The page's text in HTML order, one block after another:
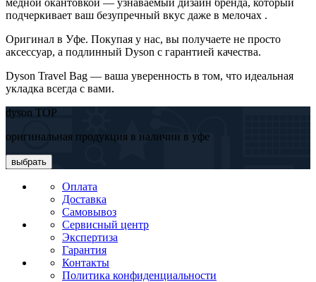
подчеркивает ваш безупречный вкус даже в мелочах .
Оригинал в Уфе. Покупая у нас, вы получаете не просто
аксессуар, а подлинный Dyson с гарантией качества.
Dyson Travel Bag — ваша уверенность в том, что идеальная
укладка всегда с вами.
dyson TOP
оригинальная продукция в наличии в уфе
выбрать
Оплата
Доставка
Самовывоз
Сервисный центр
Экспертиза
Гарантия
Контакты
Политика конфиденциальности